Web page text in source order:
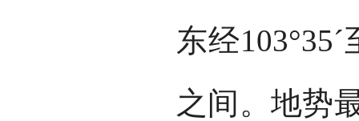
东经103°35ˊ
之间。地势